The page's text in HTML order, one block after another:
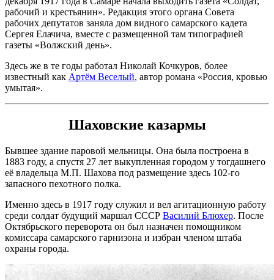
рабочий и крестьянин». Редакция этого органа Совета
рабочих депутатов заняла дом видного самарского кадета
Сергея Елачича, вместе с размещенной там типографией
газеты «Волжский день».
Здесь же в те годы работал Николай Кочкуров, более
известный как Артём Веселый, автор романа «Россия, кровью
умытая».
Шаховские казармы
Бывшее здание паровой мельницы. Она была построена в
1883 году, а спустя 27 лет выкупленная городом у тогдашнего
её владельца М.П. Шахова под размещение здесь 102-го
запасного пехотного полка.
Именно здесь в 1917 году служил и вел агитационную работу
среди солдат будущий маршал СССР Василий Блюхер. После
Октябрьского переворота он был назначен помощником
комиссара самарского гарнизона и избран членом штаба
охраны города.